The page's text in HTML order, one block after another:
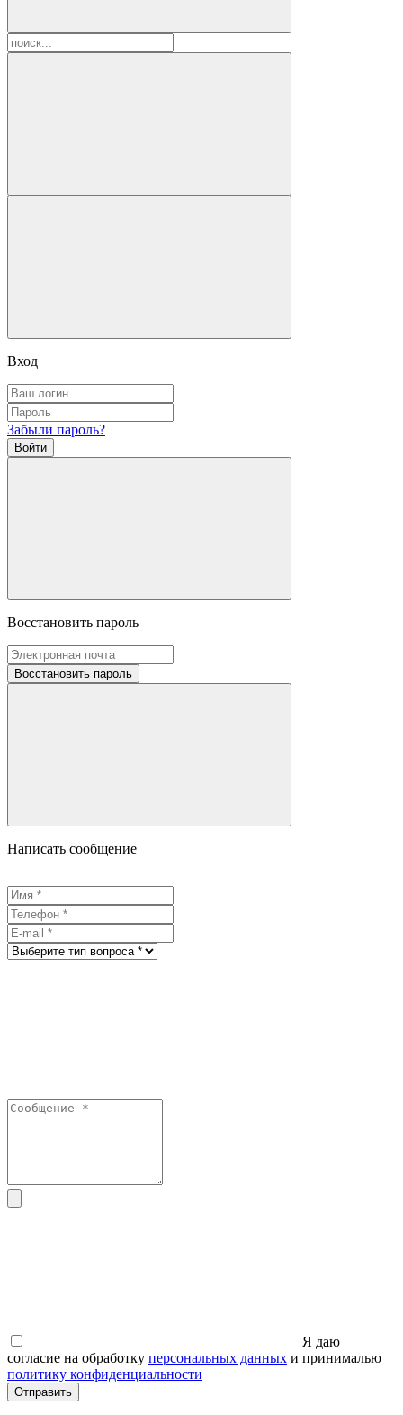
Вход
Забыли пароль?
Войти
Восстановить пароль
Восстановить пароль
Написать сообщение
Я даю
согласие на обработку персональных данных и принималью
политику конфиденциальности
Отправить